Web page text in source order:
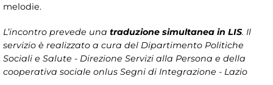
melodie.
L’incontro prevede una traduzione simultanea in LIS. Il
servizio è realizzato a cura del Dipartimento Politiche
Sociali e Salute - Direzione Servizi alla Persona e della
cooperativa sociale onlus Segni di Integrazione - Lazio